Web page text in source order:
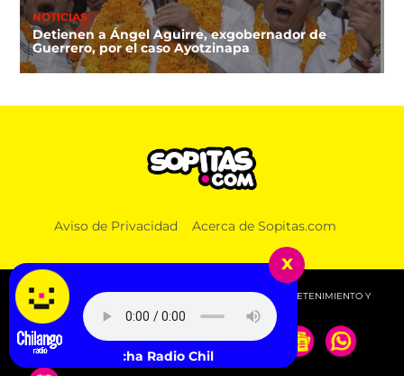
NOTICIAS
Detienen a Ángel Aguirre, exgobernador de
Guerrero, por el caso Ayotzinapa
Aviso de Privacidad Acerca de Sopitas.com
© 2026 SOPITAS.COM - MÚSICA, NOTICIAS, DEPORTES, ENTRETENIMIENTO Y
MÁS!.
x
Escucha Radio Chilango -